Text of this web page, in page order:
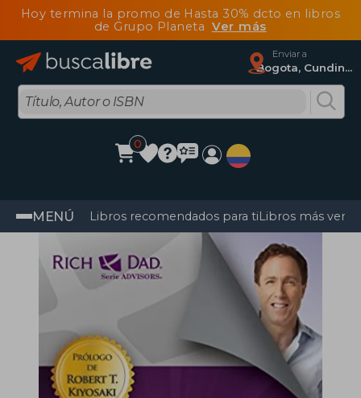
Hoy termina la promo de Hasta 30% dcto en libros
de Grupo Planeta Ver más
Enviar a
Bogota, Cundinamarca
0
MENÚ Libros recomendados para tiLibros más